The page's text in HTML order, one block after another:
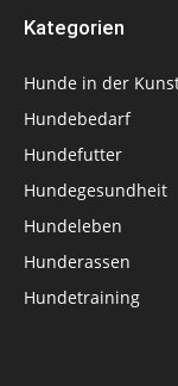
Kategorien
Hunde in der
Hundebedarf
Hundefutter
Hundegesundheit
Hundeleben
Hunderassen
Hundetraining